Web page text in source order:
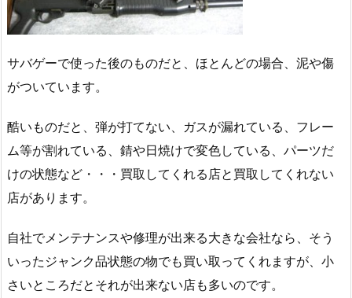
サバゲーで使った後のものだと、ほとんどの場合、泥や傷
がついています。
酷いものだと、弾が打てない、ガスが漏れている、フレー
ム等が割れている、錆や日焼けで変色している、パーツだ
けの状態など・・・買取してくれる店と買取してくれない
店があります。
自社でメンテナンスや修理が出来る大きな会社なら、そう
いったジャンク品状態の物でも買い取ってくれますが、小
さいところだとそれが出来ない店も多いのです。